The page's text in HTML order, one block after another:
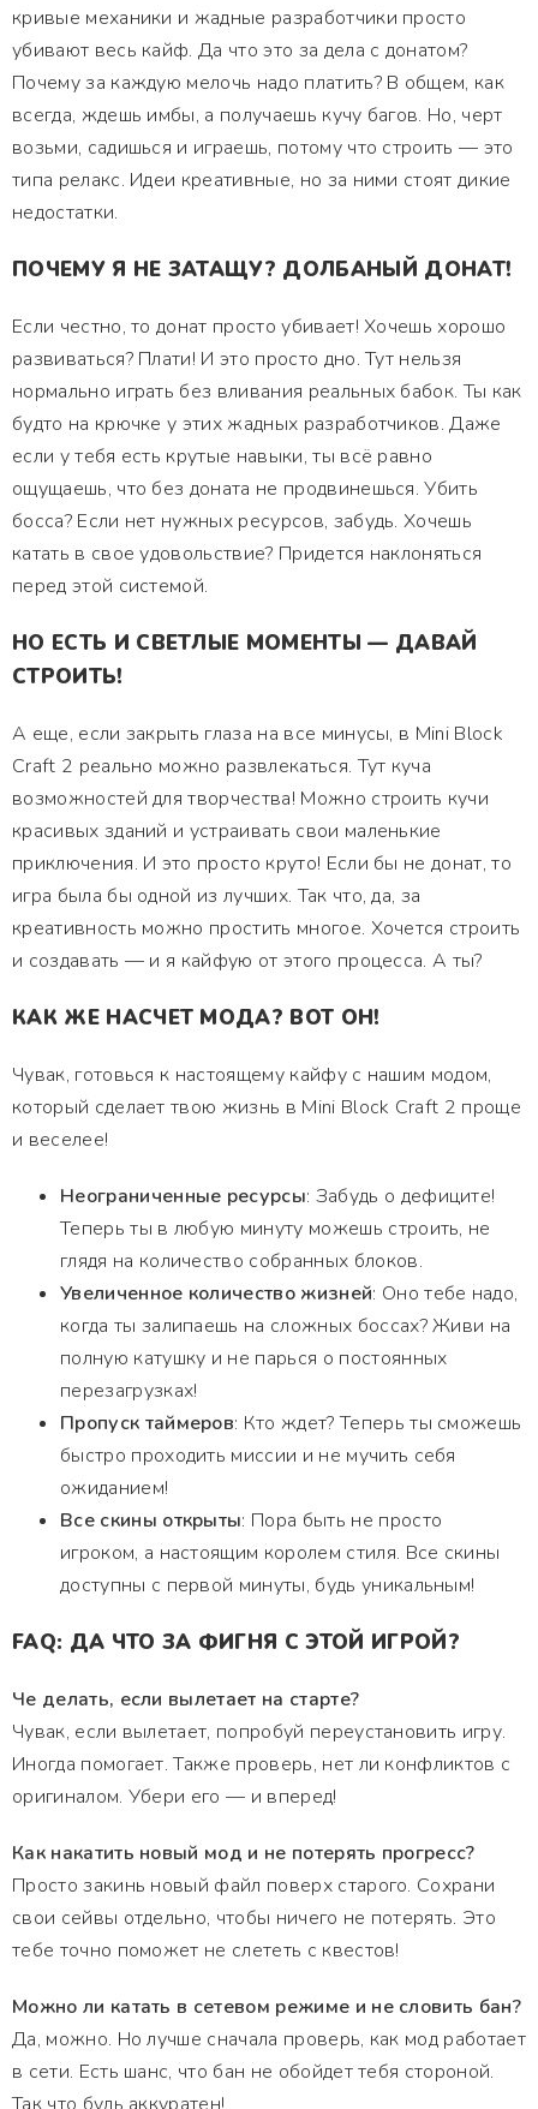
кривые механики и жадные разработчики просто
убивают весь кайф. Да что это за дела с донатом?
Почему за каждую мелочь надо платить? В общем, как
всегда, ждешь имбы, а получаешь кучу багов. Но, черт
возьми, садишься и играешь, потому что строить — это
типа релакс. Идеи креативные, но за ними стоят дикие
недостатки.
ПОЧЕМУ Я НЕ ЗАТАЩУ? ДОЛБАНЫЙ ДОНАТ!
Если честно, то донат просто убивает! Хочешь хорошо
развиваться? Плати! И это просто дно. Тут нельзя
нормально играть без вливания реальных бабок. Ты как
будто на крючке у этих жадных разработчиков. Даже
если у тебя есть крутые навыки, ты всё равно
ощущаешь, что без доната не продвинешься. Убить
босса? Если нет нужных ресурсов, забудь. Хочешь
катать в свое удовольствие? Придется наклоняться
перед этой системой.
НО ЕСТЬ И СВЕТЛЫЕ МОМЕНТЫ — ДАВАЙ
СТРОИТЬ!
А еще, если закрыть глаза на все минусы, в Mini Block
Craft 2 реально можно развлекаться. Тут куча
возможностей для творчества! Можно строить кучи
красивых зданий и устраивать свои маленькие
приключения. И это просто круто! Если бы не донат, то
игра была бы одной из лучших. Так что, да, за
креативность можно простить многое. Хочется строить
и создавать — и я кайфую от этого процесса. А ты?
КАК ЖЕ НАСЧЕТ МОДА? ВОТ ОН!
Чувак, готовься к настоящему кайфу с нашим модом,
который сделает твою жизнь в Mini Block Craft 2 проще
и веселее!
Неограниченные ресурсы: Забудь о дефиците!
Теперь ты в любую минуту можешь строить, не
глядя на количество собранных блоков.
Увеличенное количество жизней: Оно тебе надо,
когда ты залипаешь на сложных боссах? Живи на
полную катушку и не парься о постоянных
перезагрузках!
Пропуск таймеров: Кто ждет? Теперь ты сможешь
быстро проходить миссии и не мучить себя
ожиданием!
Все скины открыты: Пора быть не просто
игроком, а настоящим королем стиля. Все скины
доступны с первой минуты, будь уникальным!
FAQ: ДА ЧТО ЗА ФИГНЯ С ЭТОЙ ИГРОЙ?
Че делать, если вылетает на старте?
Чувак, если вылетает, попробуй переустановить игру.
Иногда помогает. Также проверь, нет ли конфликтов с
оригиналом. Убери его — и вперед!
Как накатить новый мод и не потерять прогресс?
Просто закинь новый файл поверх старого. Сохрани
свои сейвы отдельно, чтобы ничего не потерять. Это
тебе точно поможет не слететь с квестов!
Можно ли катать в сетевом режиме и не словить бан?
Да, можно. Но лучше сначала проверь, как мод работает
в сети. Есть шанс, что бан не обойдет тебя стороной.